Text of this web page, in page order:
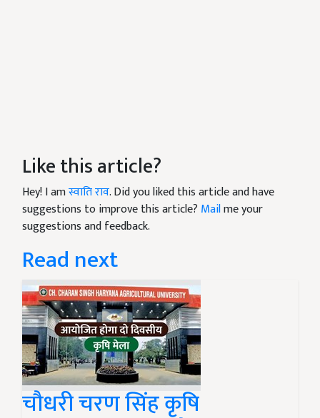
Like this article?
Hey! I amस्वाति राव. Did you liked this article and have
suggestions to improve this article? Mailme your
suggestions and feedback.
Read next
चौधरी चरण सिंह कृषि